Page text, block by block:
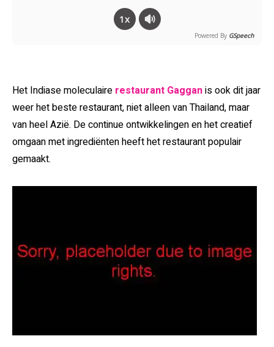
1x
Powered By GSpeech
Het Indiase moleculaire restaurant Gagganis ook dit jaar
weer het beste restaurant, niet alleen van Thailand, maar
van heel Azië. De continue ontwikkelingen en het creatief
omgaan met ingrediënten heeft het restaurant populair
gemaakt.